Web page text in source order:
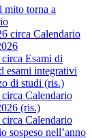
mito torna a
circa Calendario
Esami di
esami integrativi
di studi (ris.)
Calendario
(ris.)
Calendario
sospeso nell’anno